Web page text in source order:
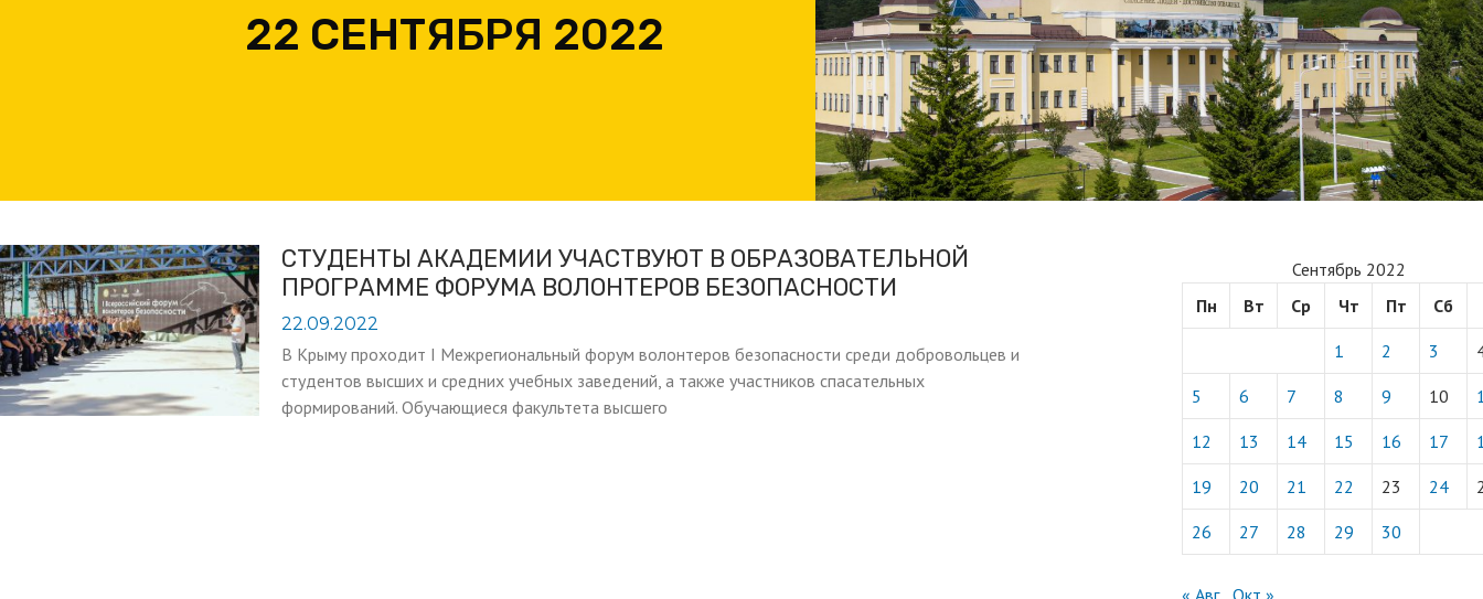
22 СЕНТЯБРЯ 2022
СТУДЕНТЫ АКАДЕМИИ УЧАСТВУЮТ В ОБРАЗОВАТЕЛЬНОЙ
ПРОГРАММЕ ФОРУМА ВОЛОНТЕРОВ БЕЗОПАСНОСТИ
22.09.2022
В Крыму проходит I Межрегиональный форум волонтеров безопасности среди добровольцев и
студентов высших и средних учебных заведений, а также участников спасательных
формирований. Обучающиеся факультета высшего
Сентябрь 2022
Пн
Вт Ср Чт Пт Сб
1 2 3
5 6 7 8 9 10
12 13 14 15 16 17
19 20 21 22 23 24
26 27 28 29 30
« Авг Окт »